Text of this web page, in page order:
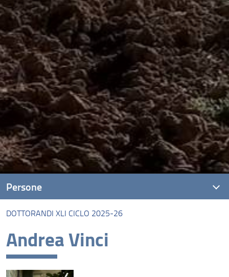
DOTTORANDI XLI CICLO 2025-26
Andrea Vinci
Persone
Docenti
Collegio dei docenti
Organi di indirizzo